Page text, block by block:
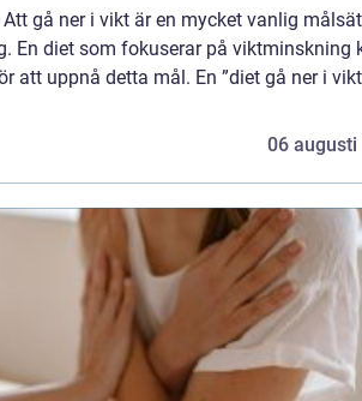
Att gå ner i vikt är en mycket vanlig
En diet som fokuserar på viktminskning
att uppnå detta mål. En ”diet gå ner i
06 augusti